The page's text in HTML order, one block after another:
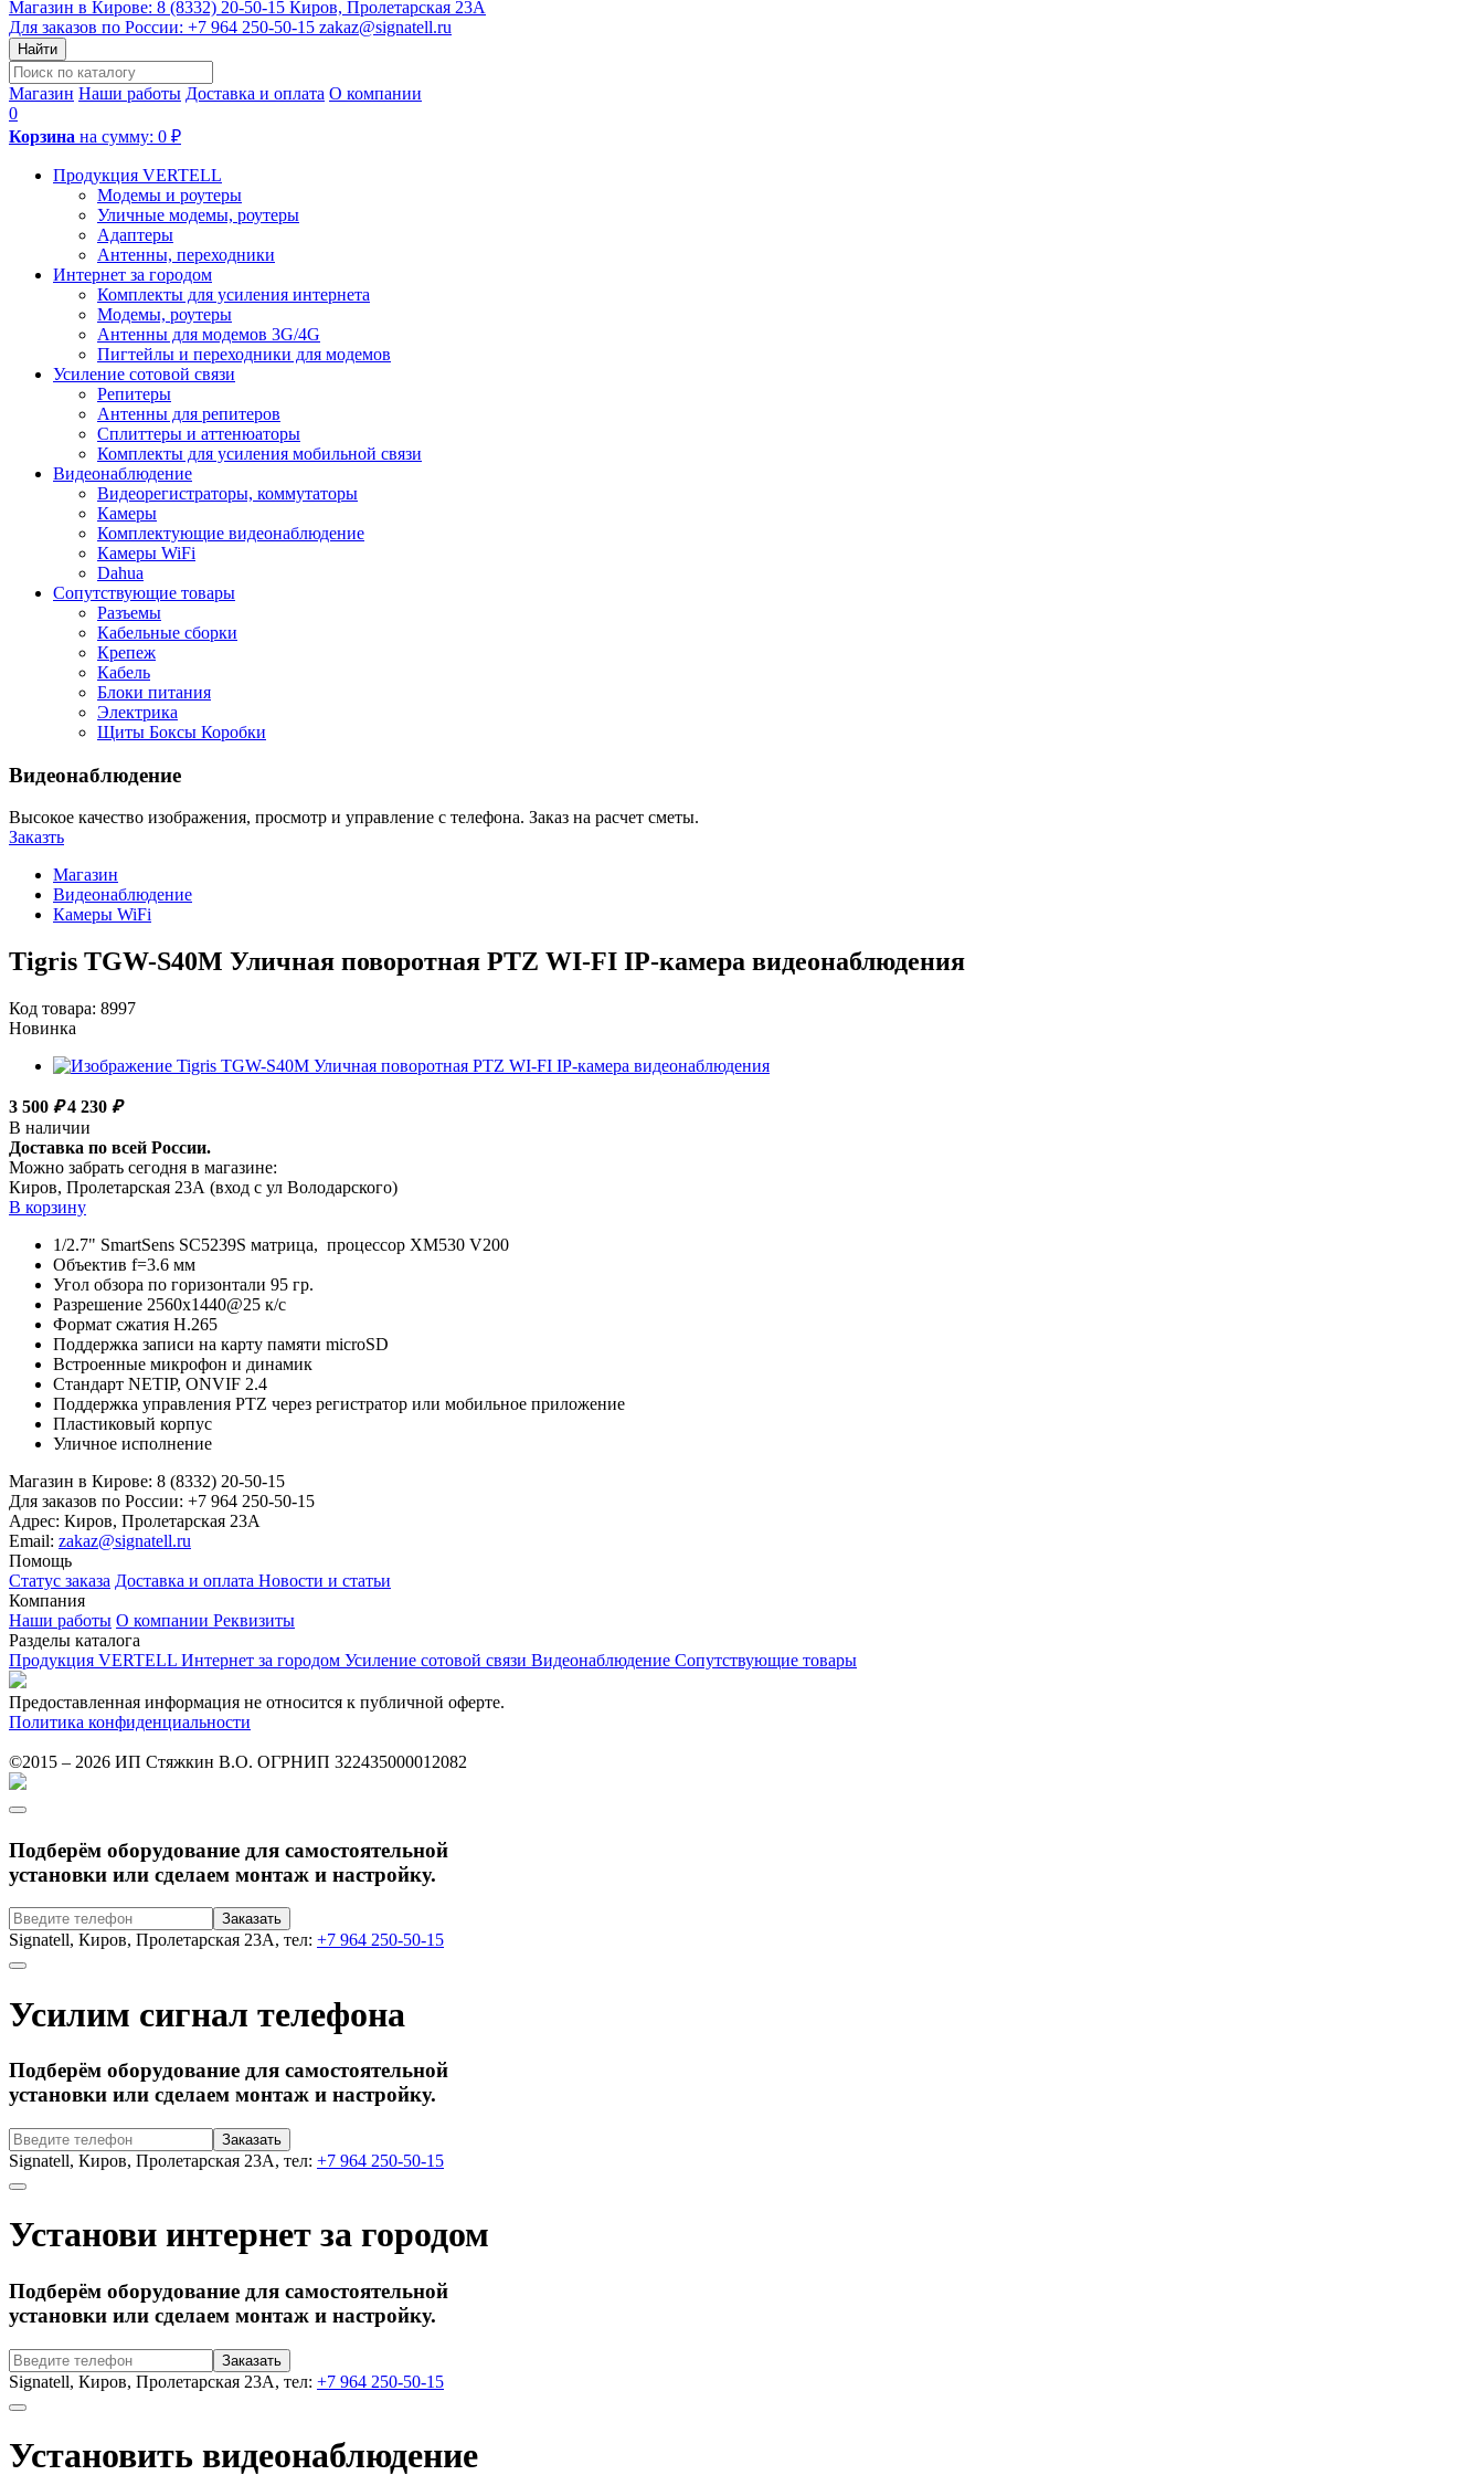
Магазин в Кирове: 8 (8332) 20-50-15 Киров, Пролетарская 23А
Для заказов по России: +7 964 250-50-15 zakaz@signatell.ru
Найти
Магазин Наши работы Доставка и оплата О компании
0
Корзина на сумму: 0 ₽
Продукция VERTELL
Модемы и роутеры
Уличные модемы, роутеры
Адаптеры
Антенны, переходники
Интернет за городом
Комплекты для усиления интернета
Модемы, роутеры
Антенны для модемов 3G/4G
Пигтейлы и переходники для модемов
Усиление сотовой связи
Репитеры
Антенны для репитеров
Сплиттеры и аттенюаторы
Комплекты для усиления мобильной связи
Видеонаблюдение
Видеорегистраторы, коммутаторы
Камеры
Комплектующие видеонаблюдение
Камеры WiFi
Dahua
Сопутствующие товары
Разъемы
Кабельные сборки
Крепеж
Кабель
Блоки питания
Электрика
Щиты Боксы Коробки
Видеонаблюдение
Высокое качество изображения, просмотр и управление с телефона. Заказ на расчет сметы.
Заказть
Магазин
Видеонаблюдение
Камеры WiFi
Tigris TGW-S40M Уличная поворотная PTZ WI-FI IP-камера видеонаблюдения
Код товара: 8997
Новинка
3 500 ₽ 4 230 ₽
В наличии
Доставка по всей России.
Можно забрать сегодня в магазине:
Киров, Пролетарская 23А (вход с ул Володарского)
В корзину
1/2.7" SmartSens SC5239S матрица, процессор XM530 V200
Объектив f=3.6 мм
Угол обзора по горизонтали 95 гр.
Разрешение 2560x1440@25 к/с
Формат сжатия H.265
Поддержка записи на карту памяти microSD
Встроенные микрофон и динамик
Стандарт NETIP, ONVIF 2.4
Поддержка управления PTZ через регистратор или мобильное приложение
Пластиковый корпус
Уличное исполнение
Магазин в Кирове: 8 (8332) 20-50-15
Для заказов по России: +7 964 250-50-15
Адрес: Киров, Пролетарская 23А
Email: zakaz@signatell.ru
Помощь
Статус заказа Доставка и оплата Новости и статьи
Компания
Наши работы О компании Реквизиты
Разделы каталога
Продукция VERTELL Интернет за городом Усиление сотовой связи Видеонаблюдение Сопутствующие товары
Предоставленная информация не относится к публичной оферте.
Политика конфиденциальности
©2015 – 2026 ИП Стяжкин В.О. ОГРНИП 322435000012082
Подберём оборудование для самостоятельной
установки или сделаем монтаж и настройку.
Signatell, Киров, Пролетарская 23А, тел: +7 964 250-50-15
Усилим сигнал телефона
Подберём оборудование для самостоятельной
установки или сделаем монтаж и настройку.
Signatell, Киров, Пролетарская 23А, тел: +7 964 250-50-15
Установи интернет за городом
Подберём оборудование для самостоятельной
установки или сделаем монтаж и настройку.
Signatell, Киров, Пролетарская 23А, тел: +7 964 250-50-15
Установить видеонаблюдение